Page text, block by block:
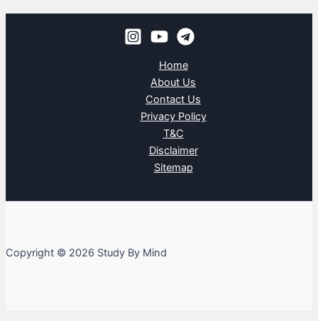
Home
About Us
Contact Us
Privacy Policy
T&C
Disclaimer
Sitemap
Copyright © 2026 Study By Mind